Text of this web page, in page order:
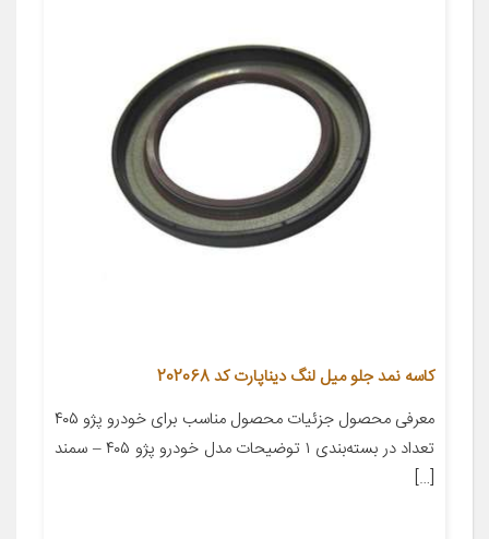
کاسه نمد جلو میل لنگ دیناپارت کد 202068
معرفی محصول جزئیات محصول مناسب برای خودرو پژو ۴۰۵
تعداد در بسته‌بندی ۱ توضیحات مدل خودرو پژو ۴۰۵ – سمند
[…]